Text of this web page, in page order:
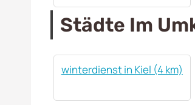
Städte Im
winterdienst in Kiel (4 km)